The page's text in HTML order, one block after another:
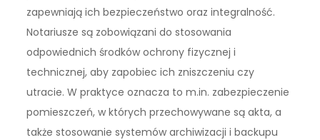
zapewniają ich bezpieczeństwo oraz integralność.
Notariusze są zobowiązani do stosowania
odpowiednich środków ochrony fizycznej i
technicznej, aby zapobiec ich zniszczeniu czy
utracie. W praktyce oznacza to m.in. zabezpieczenie
pomieszczeń, w których przechowywane są akta, a
także stosowanie systemów archiwizacji i backupu